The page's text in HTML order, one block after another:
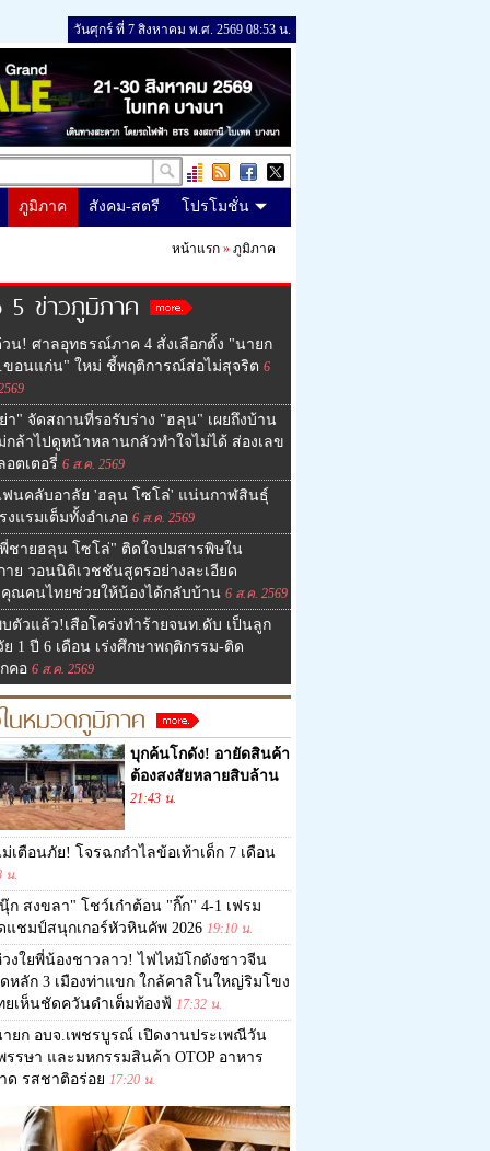
วันศุกร์ ที่ 7 สิงหาคม พ.ศ. 2569 08:53 น.
ภูมิภาค สังคม-สตรี โปรโมชั่น
หน้าแรก » ภูมิภาค
5 ข่าวภูมิภาค
น! ศาลอุทธรณ์ภาค 4 สั่งเลือกตั้ง "นายก
ขอนแก่น" ใหม่ ชี้พฤติการณ์ส่อไม่สุจริต 6
า" จัดสถานที่รอรับร่าง "ฮลุน" เผยถึงบ้าน
กล้าไปดูหน้าหลานกลัวทำใจไม่ได้ ส่องเลข
อตเตอรี่ 6 ส.ค. 2569
นคลับอาลัย 'ฮลุน โซโล่' แน่นกาฬสินธุ์
งแรมเต็มทั้งอำเภอ 6 ส.ค. 2569
ชายฮลุน โซโล่" ติดใจปมสารพิษใน
าย วอนนิติเวชชันสูตรอย่างละเอียด
ณคนไทยช่วยให้น้องได้กลับบ้าน 6 ส.ค. 2569
ตัวแล้ว!เสือโคร่งทำร้ายจนท.ดับ เป็นลูก
ย 1 ปี 6 เดือน เร่งศึกษาพฤติกรรม-ติด
คอ 6 ส.ค. 2569
นหมวดภูมิภาค
บุกค้นโกดัง! อายัดสินค้า
ต้องสงสัยหลายสิบล้าน
21:43 น.
เตือนภัย! โจรฉกกำไลข้อเท้าเด็ก 7 เดือน
น.
ก สงขลา" โชว์เก๋าต้อน "กิ๊ก" 4-1 เฟรม
แชมป์สนุกเกอร์หัวหินคัพ 2026 19:10 น.
งใยพี่น้องชาวลาว! ไฟไหม้โกดังชาวจีน
หลัก 3 เมืองท่าแขก ใกล้คาสิโนใหญ่ริมโขง
ยเห็นชัดควันดำเต็มท้องฟ้ 17:32 น.
ยก อบจ.เพชรบูรณ์ เปิดงานประเพณีวัน
รรษา และมหกรรมสินค้า OTOP อาหาร
ด รสชาติอร่อย 17:20 น.